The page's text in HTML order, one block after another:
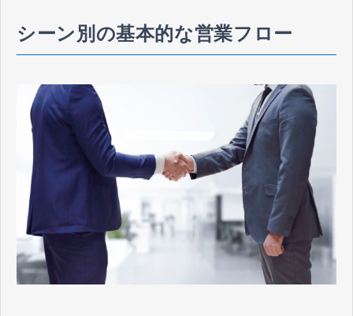
シーン別の基本的な営業フロー